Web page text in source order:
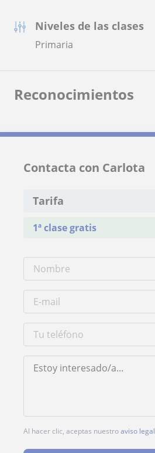
Niveles de las clases
Primaria
Reconocimientos
Contacta con Carlota
Tarifa
1ª clase gratis
Al hacer clic, aceptas nuestroaviso legal